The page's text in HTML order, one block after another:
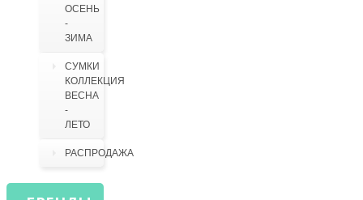
ОСЕНЬ
-
ЗИМА
СУМКИ
КОЛЛЕКЦИЯ
ВЕСНА
-
ЛЕТО
РАСПРОДАЖА